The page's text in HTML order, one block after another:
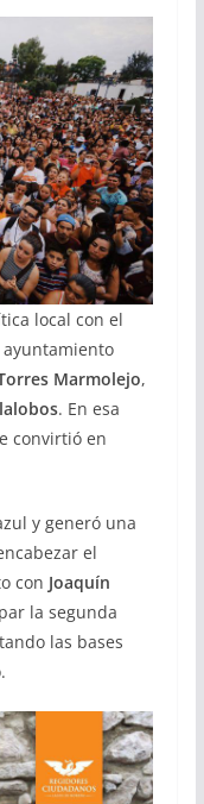
local con el
Marmolejo,
. En esa
convirtió en
y generó una
el
con Joaquín
la segunda
las bases